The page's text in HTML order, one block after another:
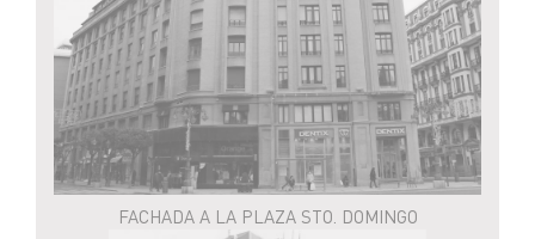
FACHADA A LA PLAZA STO. DOMINGO